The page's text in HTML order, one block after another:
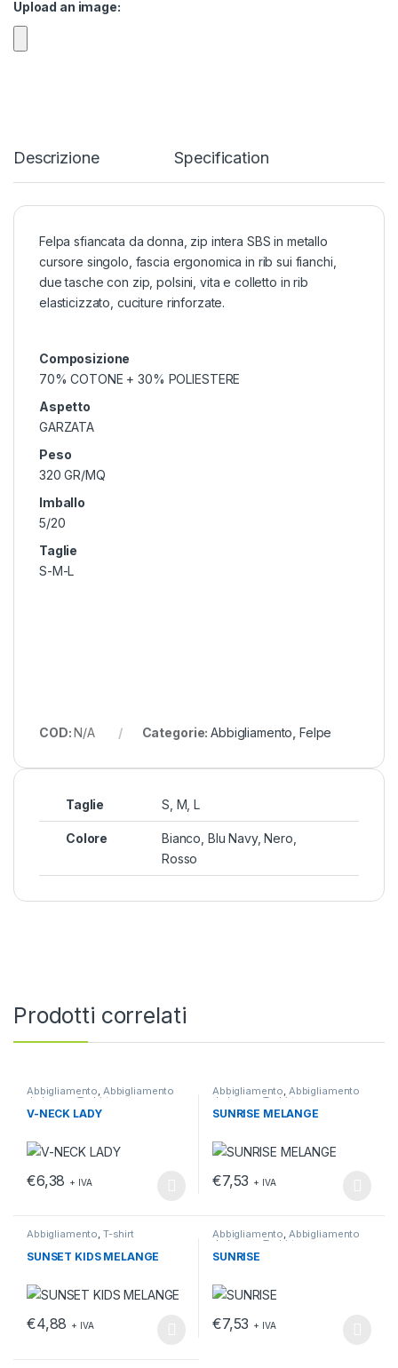
Upload an image:
Descrizione Specification
Felpa sfiancata da donna, zip intera SBS in metallo
cursore singolo, fascia ergonomica in rib sui fianchi,
due tasche con zip, polsini, vita e colletto in rib
elasticizzato, cuciture rinforzate.
Composizione
70% COTONE + 30% POLIESTERE
Aspetto
GARZATA
Peso
320 GR/MQ
Imballo
5/20
Taglie
S-M-L
COD:N/A Categorie:Abbigliamento ,Felpe
Taglie S, M, L
Colore
Bianco, Blu Navy, Nero,
Rosso
Prodotti correlati
Abbigliamento, Abbigliamento
da lavoro ,T-shirt
V-NECK LADY
€6,38 + IVA
Abbigliamento, Abbigliamento
da lavoro ,T-shirt
SUNRISE MELANGE
€7,53 + IVA
Abbigliamento, T-shirt
SUNSET KIDS MELANGE
€4,88 + IVA
Abbigliamento, Abbigliamento
da lavoro ,T-shirt
SUNRISE
€7,53 + IVA